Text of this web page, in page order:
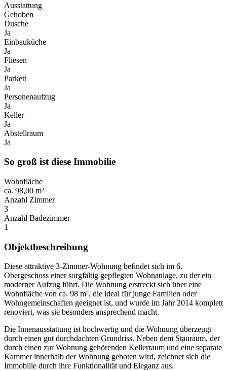
Ausstattung
Gehoben
Dusche
Ja
Einbauküche
Ja
Fliesen
Ja
Parkett
Ja
Personenaufzug
Ja
Keller
Ja
Abstellraum
Ja
So groß ist diese Immobilie
Wohnfläche
ca. 98,00 m²
Anzahl Zimmer
3
Anzahl Badezimmer
1
Objektbeschreibung
Diese attraktive 3-Zimmer-Wohnung befindet sich im 6.
Obergeschoss einer sorgfältig gepflegten Wohnanlage, zu der ein
moderner Aufzug führt. Die Wohnung erstreckt sich über eine
Wohnfläche von ca. 98 m², die ideal für junge Familien oder
Wohngemeinschaften geeignet ist, und wurde im Jahr 2014 komplett
renoviert, was sie besonders ansprechend macht.
Die Innenausstattung ist hochwertig und die Wohnung überzeugt
durch einen gut durchdachten Grundriss. Neben dem Stauraum, der
durch einen zur Wohnung gehörenden Kellerraum und eine separate
Kammer innerhalb der Wohnung geboten wird, zeichnet sich die
Immobilie durch ihre Funktionalität und Eleganz aus.